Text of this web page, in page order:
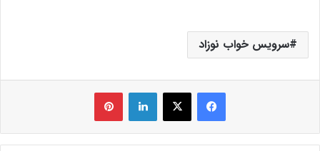
سرویس خواب نوزاد
فیس بوک X لینکدین ‫پین‌ترست